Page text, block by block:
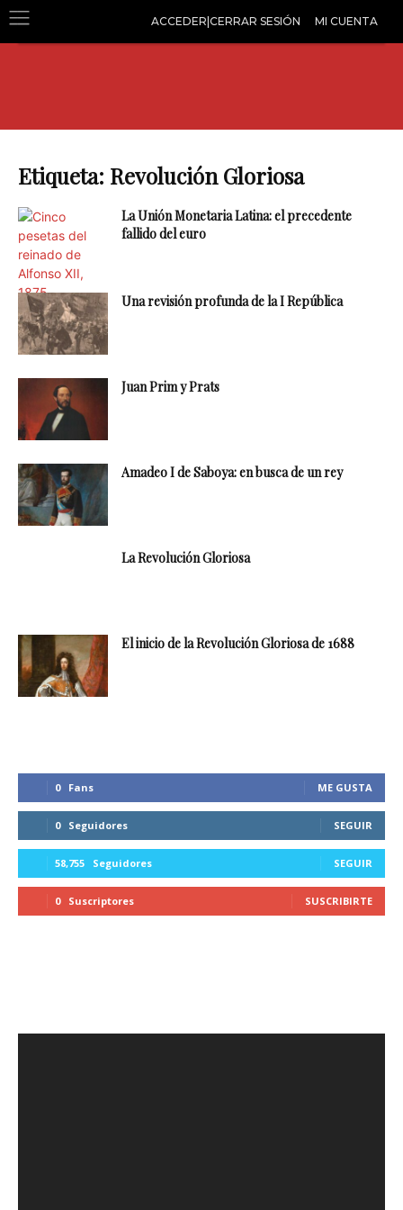
ACCEDER|CERRAR SESIÓN MI CUENTA
Etiqueta: Revolución Gloriosa
La Unión Monetaria Latina: el precedente
fallido del euro
Una revisión profunda de la I República
Juan Prim y Prats
Amadeo I de Saboya: en busca de un rey
La Revolución Gloriosa
El inicio de la Revolución Gloriosa de 1688
0 Fans ME GUSTA
0 Seguidores SEGUIR
58,755 Seguidores SEGUIR
0 Suscriptores SUSCRIBIRTE